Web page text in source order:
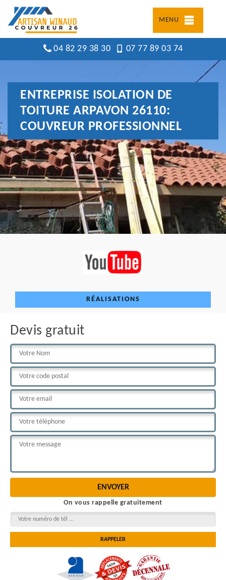
MENU
04 82 29 38 30 07 77 89 03 74
ENTREPRISE ISOLATION DE
TOITURE ARPAVON 26110:
COUVREUR PROFESSIONNEL
RÉALISATIONS
Devis gratuit
On vous rappelle gratuitement